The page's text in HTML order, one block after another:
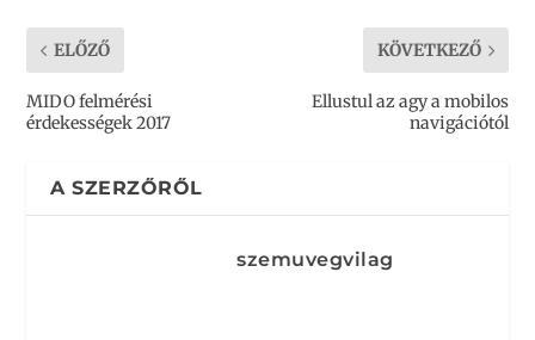
ELŐZŐ
MIDO felmérési
érdekességek 2017
KÖVETKEZŐ
Ellustul az agy a mobilos
navigációtól
A SZERZŐRŐL
szemuvegvilag